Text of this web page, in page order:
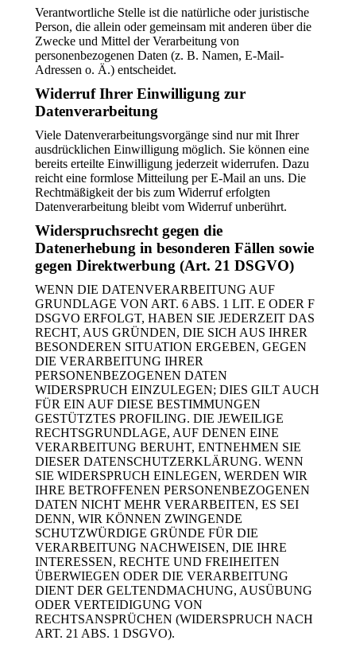
Verantwortliche Stelle ist die natürliche oder juristische
Person, die allein oder gemeinsam mit anderen über die
Zwecke und Mittel der Verarbeitung von
personenbezogenen Daten (z. B. Namen, E-Mail-
Adressen o. Ä.) entscheidet.
Widerruf Ihrer Einwilligung zur
Datenverarbeitung
Viele Datenverarbeitungsvorgänge sind nur mit Ihrer
ausdrücklichen Einwilligung möglich. Sie können eine
bereits erteilte Einwilligung jederzeit widerrufen. Dazu
reicht eine formlose Mitteilung per E-Mail an uns. Die
Rechtmäßigkeit der bis zum Widerruf erfolgten
Datenverarbeitung bleibt vom Widerruf unberührt.
Widerspruchsrecht gegen die
Datenerhebung in besonderen Fällen sowie
gegen Direktwerbung (Art. 21 DSGVO)
WENN DIE DATENVERARBEITUNG AUF
GRUNDLAGE VON ART. 6 ABS. 1 LIT. E ODER F
DSGVO ERFOLGT, HABEN SIE JEDERZEIT DAS
RECHT, AUS GRÜNDEN, DIE SICH AUS IHRER
BESONDEREN SITUATION ERGEBEN, GEGEN
DIE VERARBEITUNG IHRER
PERSONENBEZOGENEN DATEN
WIDERSPRUCH EINZULEGEN; DIES GILT AUCH
FÜR EIN AUF DIESE BESTIMMUNGEN
GESTÜTZTES PROFILING. DIE JEWEILIGE
RECHTSGRUNDLAGE, AUF DENEN EINE
VERARBEITUNG BERUHT, ENTNEHMEN SIE
DIESER DATENSCHUTZERKLÄRUNG. WENN
SIE WIDERSPRUCH EINLEGEN, WERDEN WIR
IHRE BETROFFENEN PERSONENBEZOGENEN
DATEN NICHT MEHR VERARBEITEN, ES SEI
DENN, WIR KÖNNEN ZWINGENDE
SCHUTZWÜRDIGE GRÜNDE FÜR DIE
VERARBEITUNG NACHWEISEN, DIE IHRE
INTERESSEN, RECHTE UND FREIHEITEN
ÜBERWIEGEN ODER DIE VERARBEITUNG
DIENT DER GELTENDMACHUNG, AUSÜBUNG
ODER VERTEIDIGUNG VON
RECHTSANSPRÜCHEN (WIDERSPRUCH NACH
ART. 21 ABS. 1 DSGVO).